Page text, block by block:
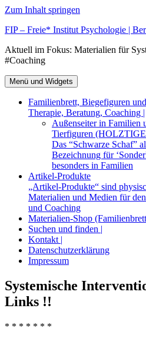
Zum Inhalt springen
FIP – Freie* Institut Psychologie |
Aktuell im Fokus: Materialien für
#Coaching
Menü und Widgets
Familienbrett, Biegefiguren
Therapie, Beratung, Coaching |
Außenseiter in Familien
Tierfiguren
Das “Schwarze Schaf”
Bezeichnung für
besonders in Familien
Artikel-Produkte
„Artikel-Produkte“ sind
Materialien und Medien für
und Coaching
Materialien-Shop
Suchen und finden |
Kontakt |
Datenschutzerklärung
Impressum
Systemische
Links !!
* * * * * * *